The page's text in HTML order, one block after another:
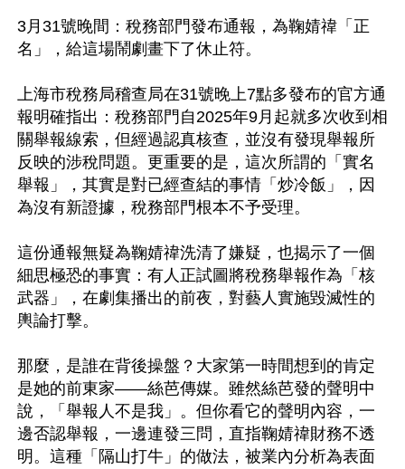
3月31號晚間：稅務部門發布通報，為鞠婧禕「正
名」，給這場鬧劇畫下了休止符。
上海市稅務局稽查局在31號晚上7點多發布的官方通
報明確指出：稅務部門自2025年9月起就多次收到相
關舉報線索，但經過認真核查，並沒有發現舉報所
反映的涉稅問題。更重要的是，這次所謂的「實名
舉報」，其實是對已經查結的事情「炒冷飯」，因
為沒有新證據，稅務部門根本不予受理。
這份通報無疑為鞠婧禕洗清了嫌疑，也揭示了一個
細思極恐的事實：有人正試圖將稅務舉報作為「核
武器」，在劇集播出的前夜，對藝人實施毀滅性的
輿論打擊。
那麼，是誰在背後操盤？大家第一時間想到的肯定
是她的前東家——絲芭傳媒。雖然絲芭發的聲明中
說，「舉報人不是我」。但你看它的聲明內容，一
邊否認舉報，一邊連發三問，直指鞠婧禕財務不透
明。這種「隔山打牛」的做法，被業內分析為表面